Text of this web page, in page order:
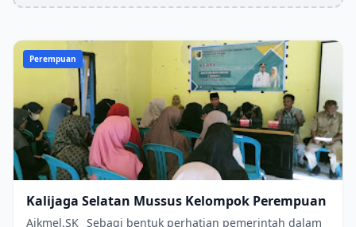
Perempuan
Kalijaga Selatan Mussus Kelompok Perempuan
Aikmel.SK_ Sebagi bentuk perhatian pemerintah dalam